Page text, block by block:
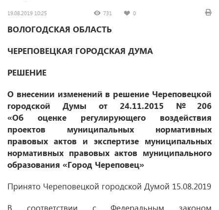
19.08.2019 10:25 731 0
ВОЛОГОДСКАЯ ОБЛАСТЬ
ЧЕРЕПОВЕЦКАЯ ГОРОДСКАЯ ДУМА
РЕШЕНИЕ
О внесении изменений в решение Череповецкой
городской Думы от 24.11.2015 № 206
«Об оценке регулирующего воздействия
проектов муниципальных нормативных
правовых актов и экспертизе муниципальных
нормативных правовых актов муниципального
образования «Город Череповец»
Принято Череповецкой городской Думой 15.08.2019